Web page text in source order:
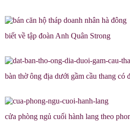
biết về tập đoàn Anh Quân Strong
bàn thờ ông địa dưới gầm cầu thang có
cửa phòng ngủ cuối hành lang theo